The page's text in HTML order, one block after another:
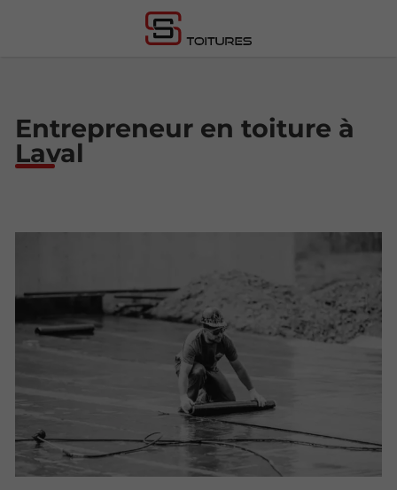
Entrepreneur en toiture à
Laval